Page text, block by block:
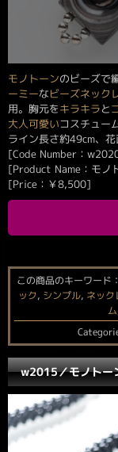
モノトーンのビーズで
ーミーなビーズネック
用。胸元をキラキラと
大人可愛いコスチュー
ライン長さ約49cm、
[Code Number：
[Product Name：モノ
[Price： ￥8,500]
この商品のキーワード：
ック, シンプル, ネック
ム
w2015／モノトー